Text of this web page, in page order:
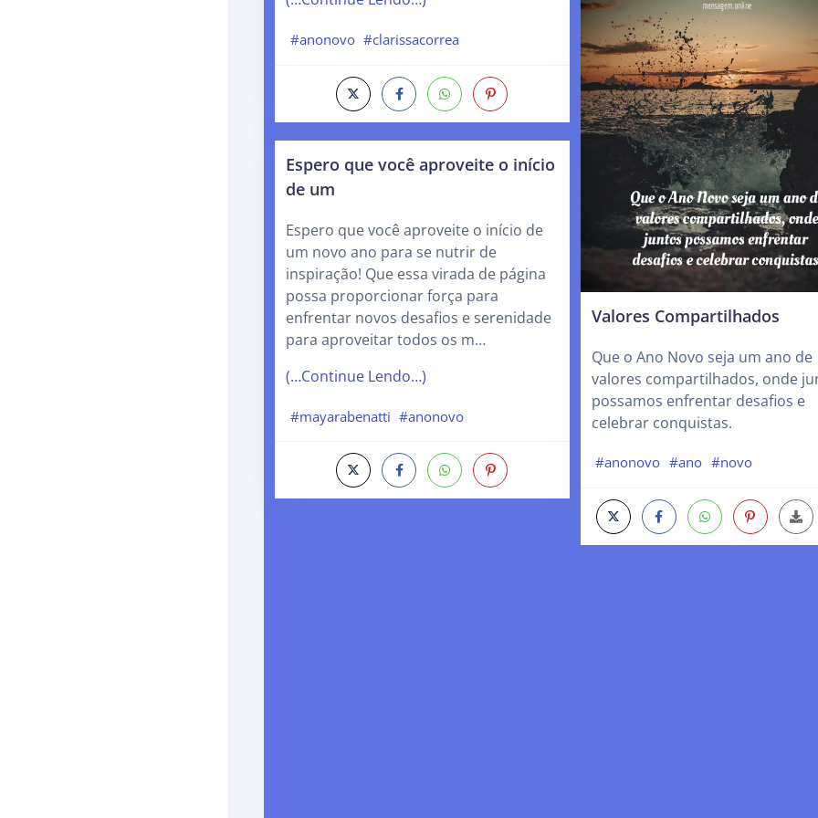
#anonovo #clarissacorrea
Espero que você aproveite o início
de um
Espero que você aproveite o início de
um novo ano para se nutrir de
inspiração! Que essa virada de página
possa proporcionar força para
enfrentar novos desafios e serenidade
para aproveitar todos os m…
(…Continue Lendo…)
#mayarabenatti #anonovo
Valores Compartilhados
Que o Ano Novo seja um ano de
valores compartilhados, onde
possamos enfrentar desafios e
celebrar conquistas.
#anonovo #ano #novo